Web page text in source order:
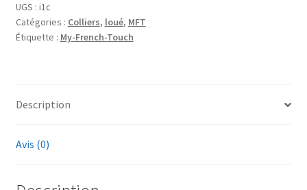
UGS : i1c
Catégories : Colliers, loué, MFT
Étiquette : My-French-Touch
Description
Avis (0)